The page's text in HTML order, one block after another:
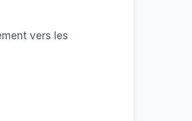
vers les